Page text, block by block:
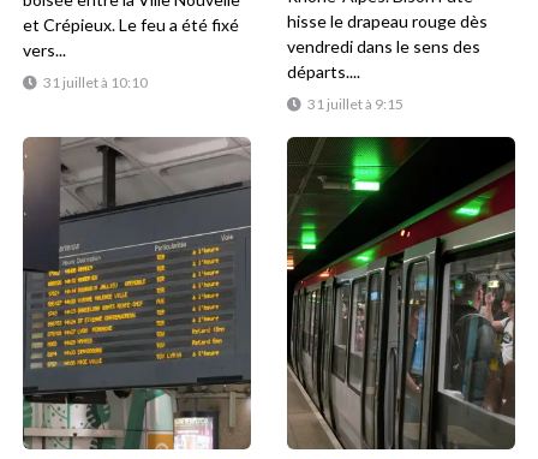
31 juillet à 10:10
et Crépieux. Le feu a été fixé
vers...
31 juillet à 9:15
hisse le drapeau rouge dès
vendredi dans le sens des
départs....